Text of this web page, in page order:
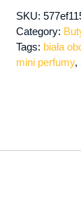
SKU:
Category:
Tags: biała
mini perfumy,